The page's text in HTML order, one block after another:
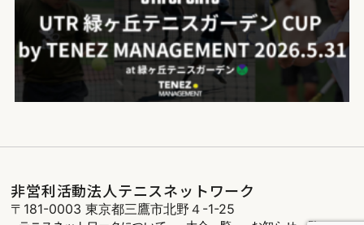
非営利活動法人テニスネットワーク
〒181-0003 東京都三鷹市北野４-1-25